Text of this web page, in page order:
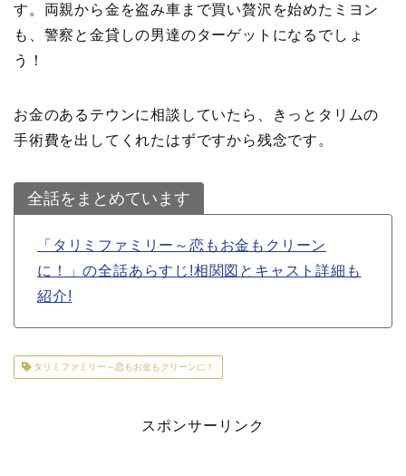
す。両親から金を盗み車まで買い贅沢を始めたミヨン
も、警察と金貸しの男達のターゲットになるでしょ
う！
お金のあるテウンに相談していたら、きっとタリムの
手術費を出してくれたはずですから残念です。
全話をまとめています
「タリミファミリー～恋もお金もクリーン
に！」の全話あらすじ!相関図とキャスト詳細も
紹介!
タリミファミリー～恋もお金もクリーンに！
スポンサーリンク